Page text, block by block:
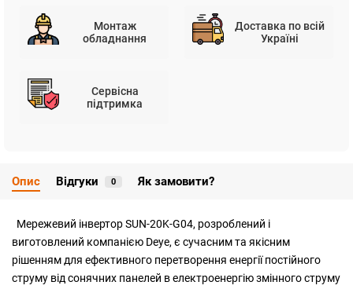
Монтаж
обладнання
Доставка по всій
Україні
Сервісна
підтримка
Опис Відгуки 0 Як замовити?
Мережевий інвертор SUN-20K-G04, розроблений і
виготовлений компанією Deye, є сучасним та якісним
рішенням для ефективного перетворення енергії постійного
струму від сонячних панелей в електроенергію змінного струму